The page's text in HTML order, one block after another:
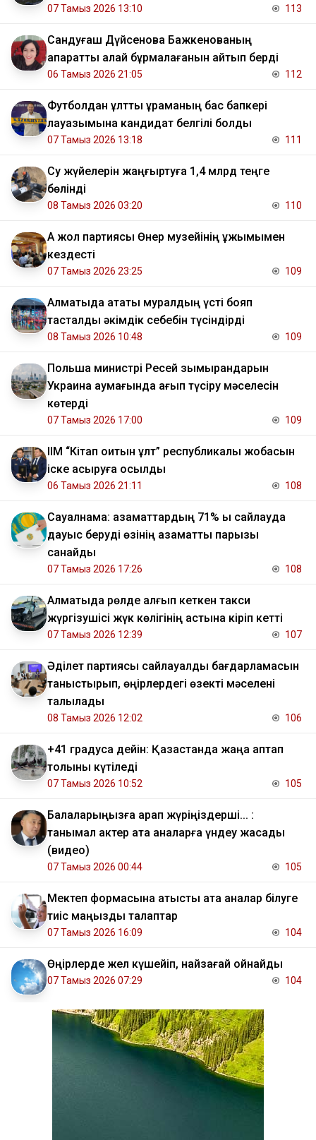
07 Тамыз 2026 13:10 113
Сандуғаш Дүйсенова Бажкенованың
ақпаратты қалай бұрмалағанын айтып берді
06 Тамыз 2026 21:05 112
Футболдан ұлттық құраманың бас бапкері
лауазымына кандидат белгілі болды
07 Тамыз 2026 13:18 111
Су жүйелерін жаңғыртуға 1,4 млрд теңге
бөлінді
08 Тамыз 2026 03:20 110
Ақ жол партиясы Өнер музейінің ұжымымен
кездесті
07 Тамыз 2026 23:25 109
Алматыда атақты муралдың үсті бояп
тасталды әкімдік себебін түсіндірді
08 Тамыз 2026 10:48 109
Польша министрі Ресей зымырандарын
Украина аумағында қағып түсіру мәселесін
көтерді
07 Тамыз 2026 17:00 109
ІІМ “Кітап оқитын ұлт” республикалық жобасын
іске асыруға қосылды
06 Тамыз 2026 21:11 108
Сауалнама: азаматтардың 71% ы сайлауда
дауыс беруді өзінің азаматтық парызы
санайды
07 Тамыз 2026 17:26 108
Алматыда рөлде қалғып кеткен такси
жүргізушісі жүк көлігінің астына кіріп кетті
07 Тамыз 2026 12:39 107
Әділет партиясы сайлауалды бағдарламасын
таныстырып, өңірлердегі өзекті мәселені
талқылады
08 Тамыз 2026 12:02 106
+41 градусқа дейін: Қазақстанда жаңа аптап
толқыны күтіледі
07 Тамыз 2026 10:52 105
Балаларыңызға қарап жүріңіздерші... :
танымал актер ата аналарға үндеу жасады
(видео)
07 Тамыз 2026 00:44 105
Мектеп формасына қатысты ата аналар білуге
тиіс маңызды талаптар
07 Тамыз 2026 16:09 104
Өңірлерде жел күшейіп, найзағай ойнайды
07 Тамыз 2026 07:29 104